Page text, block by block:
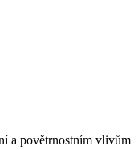
a povětrnostním vlivům